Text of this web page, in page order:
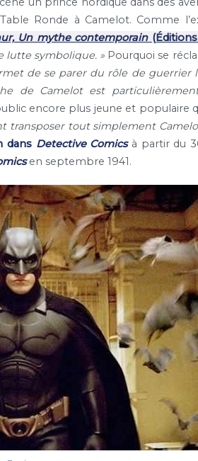
Ronde à Camelot. Comme
Un mythe contemporain
lutte symbolique. » Pourquoi se
de se parer du rôle de guerrier
de Camelot est
encore plus jeune et populaire
transposer tout simplement
dans Detective Comics à partir du
en septembre 1941.